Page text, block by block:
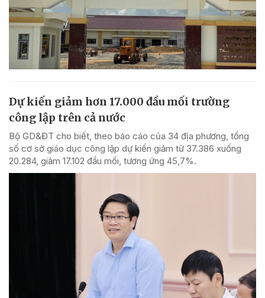
Dự kiến giảm hơn 17.000 đầu mối trường
công lập trên cả nước
Bộ GD&ĐT cho biết, theo báo cáo của 34 địa phương, tổng
số cơ sở giáo dục công lập dự kiến giảm từ 37.386 xuống
20.284, giảm 17.102 đầu mối, tương ứng 45,7%.